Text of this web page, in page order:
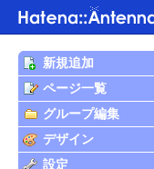
新規追加
ページ一覧
グループ編集
デザイン
設定